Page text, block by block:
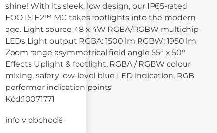
shine! With its sleek, low design, our IP65-rated
FOOTSIE2™ MC takes footlights into the modern
age. Light source 48 x 4W RGBA/RGBW multichip
LEDs Light output RGBA: 1500 lm RGBW: 1950 lm
Zoom range asymmetrical field angle 55° x 50°
Effects Uplight & footlight, RGBA / RGBW colour
mixing, safety low-level blue LED indication, RGB
performer indication points
Kód:10071771
info v obchodě